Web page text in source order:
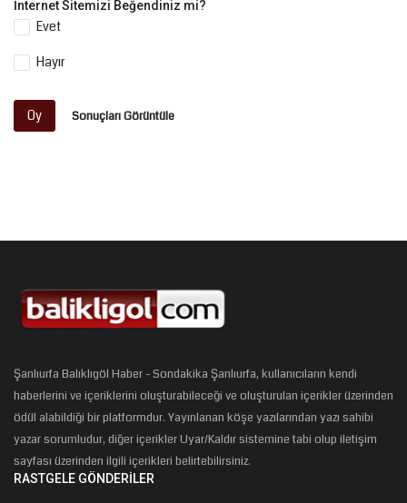
İnternet Sitemizi Beğendiniz mi?
Evet
Hayır
Oy Sonuçları Görüntüle
Şanlıurfa Balıklıgöl Haber - Sondakika Şanlıurfa, kullanıcıların kendi
haberlerini ve içeriklerini oluşturabileceği ve oluşturulan içerikler üzerinden
ödül alabildiği bir platformdur. Yayınlanan köşe yazılarından yazı sahibi
yazar sorumludur, diğer içerikler Uyar/Kaldır sistemine tabi olup iletişim
sayfası üzerinden ilgili içerikleri belirtebilirsiniz.
RASTGELE GÖNDERILER